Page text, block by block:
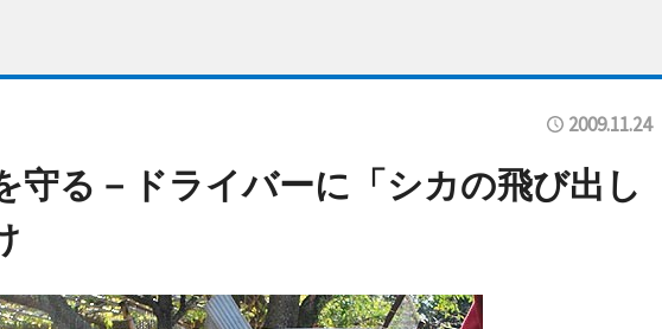
2009.11.24
守る－ドライバーに「シカの飛び出し